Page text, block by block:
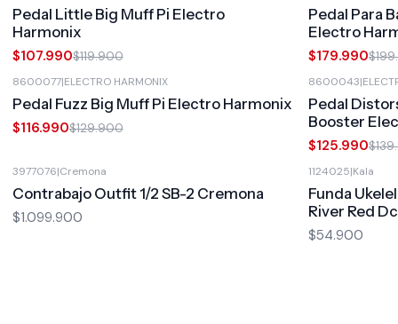
Pedal Little Big Muff Pi Electro
Harmonix
$107.990$119.900
Pedal Para
Electro
$179.990
8600077|ELECTRO HARMONIX
Pedal Fuzz Big Muff Pi Electro Harmonix
$116.990$129.900
8600043|
Pedal
Booster
$125.990
3977076|Cremona
Contrabajo Outfit 1/2 SB-2 Cremona
$1.099.900
1124025|Kala
Funda
River Red
$54.900